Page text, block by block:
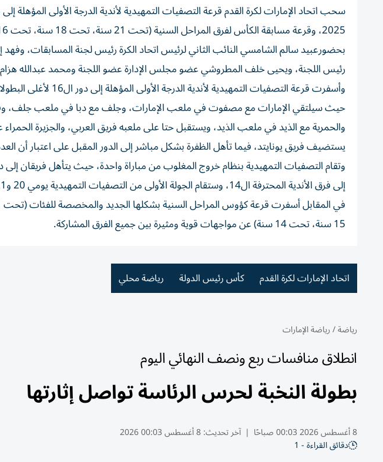
بحضورعبيد سالم الشامسي النائب الثاني لرئيس اتحاد الكرة رئيس لجنة المسابقات،
رئيس اللجنة، ويحيى خلف المطروشي عضو مجلس الإدارة عضو اللجنة ومحمد عبدالله هزام
وأسفرت قرعة التصفيات
حيث سيلتقي الإمارات مع مصفوت في ملعب الإمارات، وجلف مع دبا في ملعب جلف،
والحمرية مع الذيد في ملعب الذيد، ويستقبل حتا على ملعبه فريق العربي، والجزيرة
يستضيف فريق يونايتد، فيما تأهل الظفرة بشكل مباشر إلى الدور المقبل على اعتبار أن
إلى فرق الأندية المحترفة ال14، وستقام الجولة الأولى من التصفيات التمهيدية يومي 20 و21 سبتمبر المقبل.
15 سنة، تحت 14 سنة) عن مواجهات قوية ومثيرة بين جميع الفرق المشاركة.
اتحاد الإمارات لكرة القدم كأس رئيس الدولة رياضة محلي
رياضة/رياضة الإمارات
انطلاق منافسات ربع ونصف النهائي اليوم
بطولة النخبة لحرس الرئاسة تواصل إثارتها
8 أغسطس 2026 00:03 صباحًا | آخر تحديث:8 أغسطس 00:03 2026
دقائق القراءة - 1